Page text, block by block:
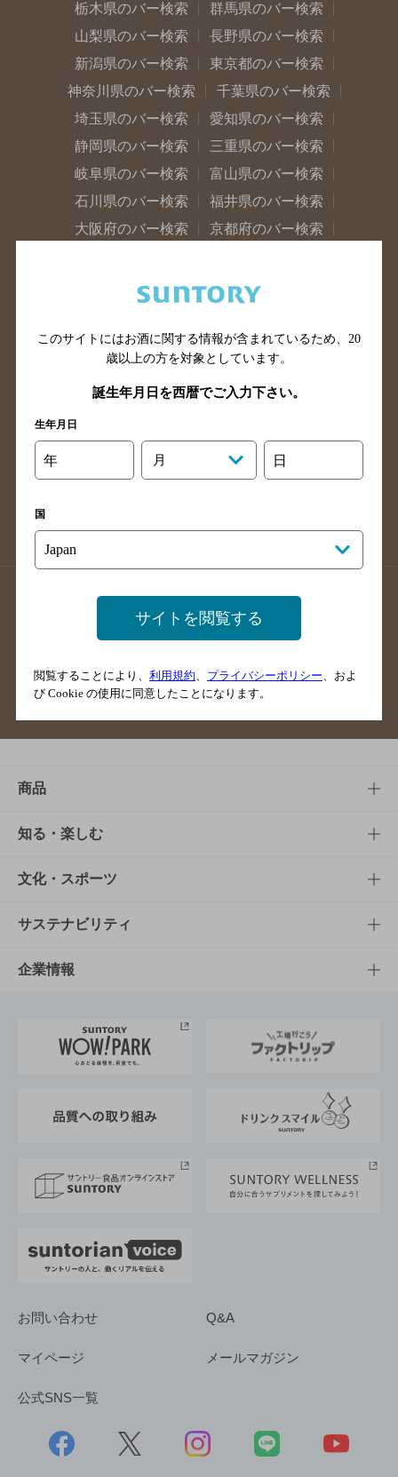
栃木県のバー検索
群馬県のバー検索
山梨県のバー検索
長野県のバー検索
新潟県のバー検索
東京都のバー検索
神奈川県のバー検索
千葉県のバー検索
埼玉県のバー検索
愛知県のバー検索
静岡県のバー検索
三重県のバー検索
岐阜県のバー検索
富山県のバー検索
石川県のバー検索
福井県のバー検索
大阪府のバー検索
京都府のバー検索
滋賀県のバー検索
和歌山県のバー検索
山口県のバー検索
鳥取県のバー検索
島根県のバー検索
徳島県のバー検索
香川県のバー検索
愛媛県のバー検索
高知県のバー検索
長崎県のバー検索
佐賀県のバー検索
大分県のバー検索
熊本県のバー検索
沖縄県のバー検索
店舗登録方法のご案内
店舗情報更新方法のご案内
掲載店舗様ログイン
ご意見・ご感想
商品
商品TOP
商品一覧
商品発売情報
栄養成分一覧
知る・楽しむ
知る・楽しむTOP
キャンペーン
工場見学
地域情報
文化・スポーツ
文化・スポーツTOP
サントリーホール
サントリーサンバーズ大阪
サステナビリティ
サステナビリティTOP
サントリーが考えるサステナビリティ経営
企業情報
企業概要
採用情報
お問い合わせ Q&A
マイページ メールマガジン
公式SNS一覧
このサイトにはお酒に関する情報が含まれているため、 20
歳以上の方を対象としています。
誕生年月日を西暦でご入力下さい。
生年月日
年 月 日
国
サイトを閲覧する
閲覧することにより、 利用規約 プライバシーポリシー 、およ
び Cookie の使用に同意したことになります。